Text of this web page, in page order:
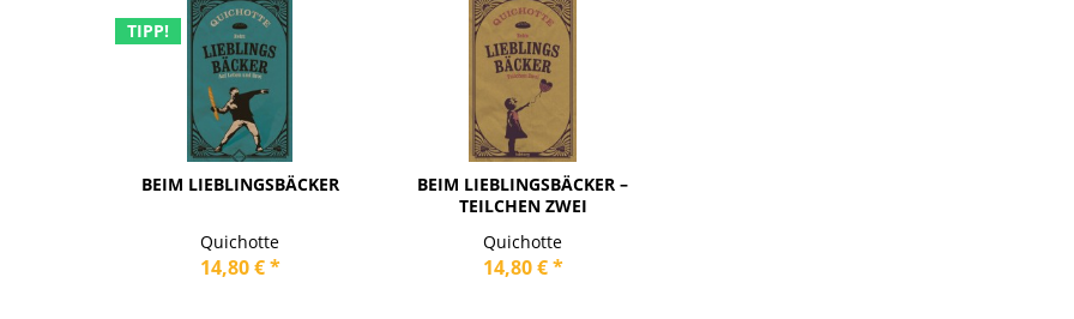
TIPP!
BEIM LIEBLINGSBÄCKER
Quichotte
14,80 € *
BEIM LIEBLINGSBÄCKER –
TEILCHEN ZWEI
Quichotte
14,80 € *